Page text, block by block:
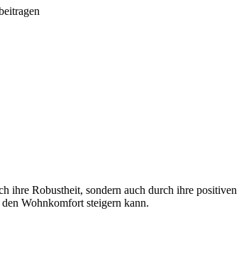
ihre Robustheit, sondern auch durch ihre
Wohnkomfort steigern kann.